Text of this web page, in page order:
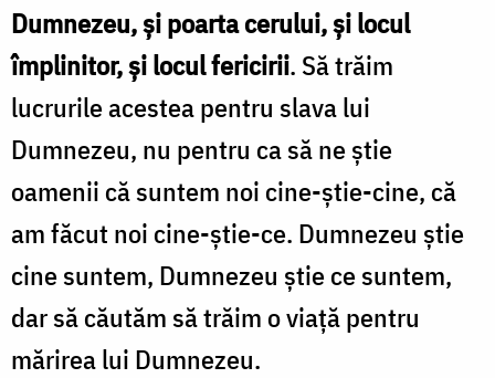
Dumnezeu, şi poarta cerului, şi locul
împlinitor, şi locul fericirii. Să trăim
lucrurile acestea pentru slava lui
Dumnezeu, nu pentru ca să ne ştie
oamenii că suntem noi cine-știe-cine, că
am făcut noi cine-ştie-ce. Dumnezeu ştie
cine suntem, Dumnezeu ştie ce suntem,
dar să căutăm să trăim o viaţă pentru
mărirea lui Dumnezeu.